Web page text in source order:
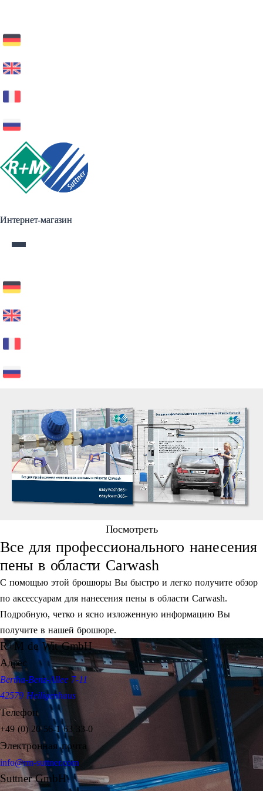
Интернет-магазин
Интернет-магазин
Посмотреть
Все для профессионального нанесения
пены в области Carwash
С помощью этой брошюры Вы быстро и легко получите обзор
по аксессуарам для нанесения пены в области Carwash.
Подробную, четко и ясно изложенную информацию Вы
получите в нашей брошюре.
R+M de Wit GmbH
Адрес
Bertha-Benz-Allee 7-11
42579 Heiligenhaus
Телефон
+49 (0) 20 56-1 63 33-0
Электронная почта
info@rm-suttner.com
Suttner GmbH